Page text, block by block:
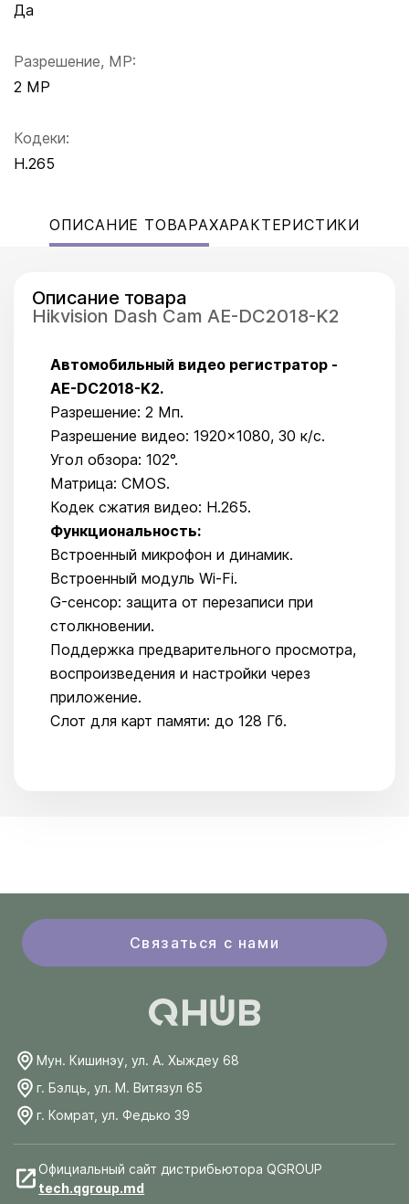
Да
Разрешение, MP:
2 MP
Кодеки:
H.265
ОПИСАНИЕ ТОВАРАХАРАКТЕРИСТИКИ
Описание товара
Hikvision Dash Cam AE-DC2018-K2
Автомобильный видео регистратор -
AE-DC2018-K2.
Разрешение: 2 Мп.
Разрешение видео: 1920×1080, 30 к/с.
Угол обзора: 102°.
Матрица: CMOS.
Кодек сжатия видео: H.265.
Функциональность:
Встроенный микрофон и динамик.
Встроенный модуль Wi-Fi.
G-сенсор: защита от перезаписи при
столкновении.
Поддержка предварительного просмотра,
воспроизведения и настройки через
приложение.
Слот для карт памяти: до 128 Гб.
Связаться с нами
Мун. Кишинэу, ул. А. Хыждеу 68
г. Бэлць, ул. М. Витязул 65
г. Комрат, ул. Федько 39
Официальный сайт дистрибьютора QGROUP
tech.qgroup.md